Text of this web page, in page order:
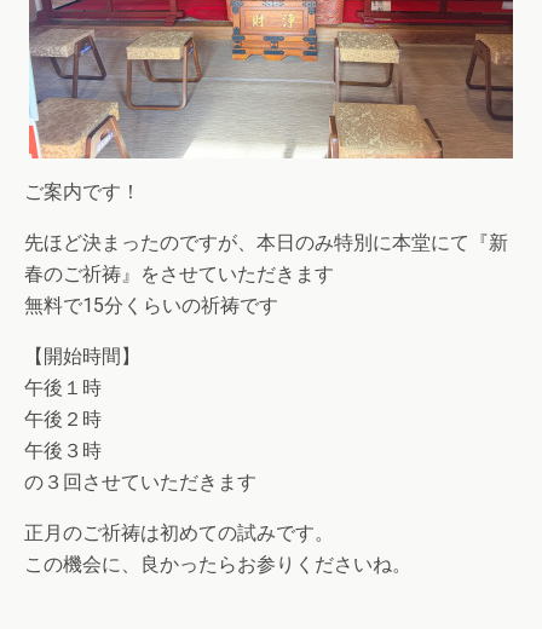
ご案内です！
先ほど決まったのですが、本日のみ特別に本堂にて『新
春のご祈祷』をさせていただきます
無料で15分くらいの祈祷です
【開始時間】
午後１時
午後２時
午後３時
の３回させていただきます
正月のご祈祷は初めての試みです。
この機会に、良かったらお参りくださいね。